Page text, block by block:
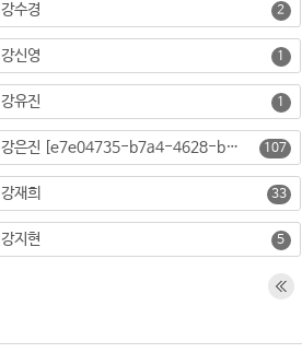
강수경 2
강신영 1
강유진 1
강은진 [e7e04735-b7a4-4628-b231-6f773646cccc] 107
강재희 33
강지현 5